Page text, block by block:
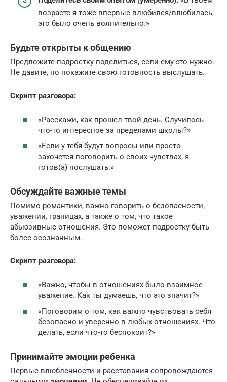
возрасте я тоже впервые влюбился/влюбилась,
это было очень волнительно.»
Будьте открыты к общению
Предложите подростку поделиться, если ему это нужно.
Не давите, но покажите свою готовность выслушать.
Скрипт разговора:
«Расскажи, как прошел твой день. Случилось
что-то интересное за пределами школы?»
«Если у тебя будут вопросы или просто
захочется поговорить о своих чувствах, я
готов(а) послушать.»
Обсуждайте важные темы
Помимо романтики, важно говорить о безопасности,
уважении, границах, а также о том, что такое
абьюзивные отношения. Это поможет подростку быть
более осознанным.
Скрипт разговора:
«Важно, чтобы в отношениях было взаимное
уважение. Как ты думаешь, что это значит?»
«Поговорим о том, как важно чувствовать себя
безопасно и уверенно в любых отношениях. Что
делать, если что-то беспокоит?»
Принимайте эмоции ребенка
Первые влюбленности и расставания сопровождаются